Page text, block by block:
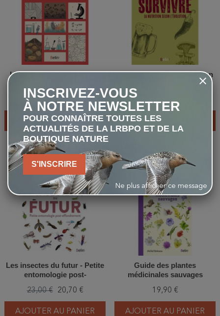
L'écologie est une science
23,00 €
AJOUTER AU PANIER
Survivre - La nutrition selon
AJOUTER AU PANIER
favorite_border
-10%
Les insectes du futur - Petite
entomologie post-
23,00 € 20,70 €
AJOUTER AU PANIER
favorite_border
Guide des plantes
médicinales sauvages
19,90 €
AJOUTER AU PANIER
INSCRIVEZ-VOUS
À NOTRE NEWSLETTER
POUR CONNAÎTRE TOUTES LES
ACTUALITÉS DE LA LRBPO ET DE LA
BOUTIQUE NATURE
S'INSCRIRE
Ne plus afficher ce message